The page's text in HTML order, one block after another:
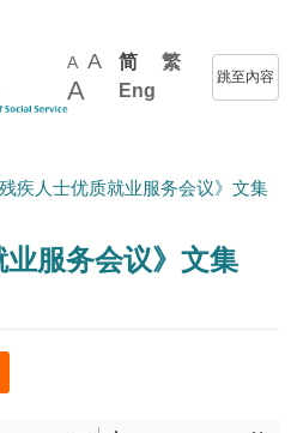
A A
A
简
繁
Eng
跳至內容
残疾人士优质就业服务会议》文集
业服务会议》文集